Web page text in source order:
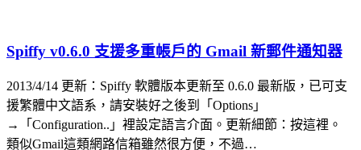
Spiffy v0.6.0 支援多重帳戶的 Gmail 新郵件通知器
2013/4/14 更新：Spiffy 軟體版本更新至 0.6.0 最新版，已可支
援繁體中文語系，請安裝好之後到「Options」
→「Configuration..」裡設定語言介面。更新細節：按這裡。
類似Gmail這類網路信箱雖然很方便，不過…